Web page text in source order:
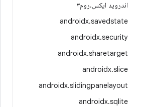
اندروید ایکس.روم۳
androidx.savedstate
androidx.security
androidx.sharetarget
androidx.slice
androidx.slidingpanelayout
androidx.sqlite